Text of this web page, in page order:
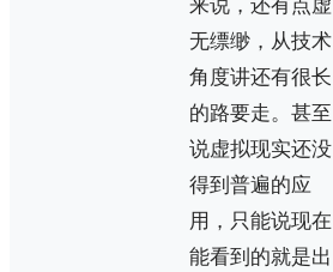
来说，还有点虚
无缥缈，从技术
角度讲还有很长
的路要走。甚至
说虚拟现实还没
得到普遍的应
用，只能说现在
能看到的就是出